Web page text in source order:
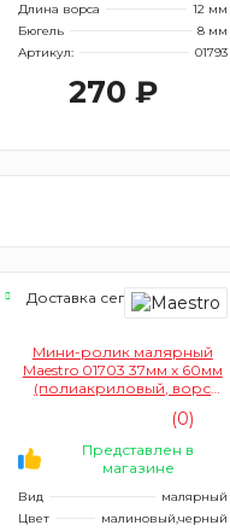
Длина ворса
12 мм
Бюгель
8 мм
Артикул:
01793
270 ₽
Доставка сегодня
Мини-ролик малярный
Maestro 01703 37мм х 60мм
(полиакриловый, ворс
(0)
Представлен в
магазине
Вид
малярный
Цвет
малиновый,черный